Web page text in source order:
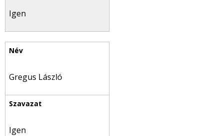
Igen
Gregus László
Igen